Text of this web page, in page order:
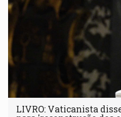
LIVRO: Vaticanista